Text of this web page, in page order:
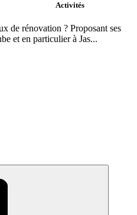
Activités
de rénovation ? Proposant ses
et en particulier à Jas...